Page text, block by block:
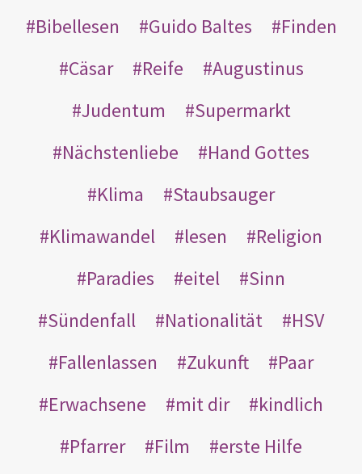
Bibellesen
Guido Baltes
Finden
Cäsar
Reife
Augustinus
Judentum
Supermarkt
Nächstenliebe
Hand Gottes
Klima
Staubsauger
Klimawandel
lesen
Religion
Paradies
eitel
Sinn
Sündenfall
Nationalität
HSV
Fallenlassen
Zukunft
Paar
Erwachsene
mit dir
kindlich
Pfarrer
Film
erste Hilfe